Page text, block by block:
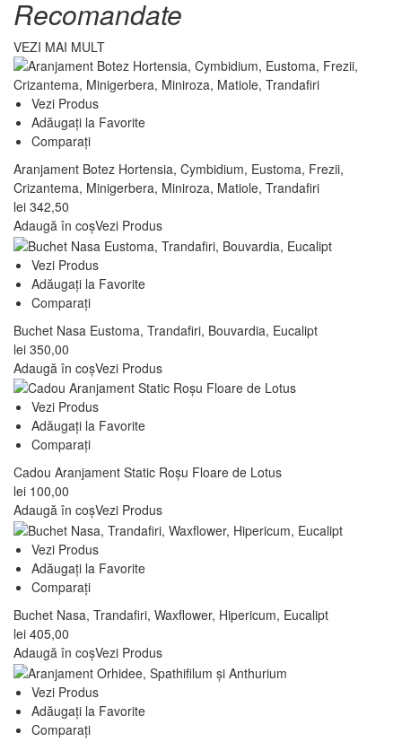
Recomandate
VEZI MAI MULT
Vezi Produs
Adăugați la Favorite
Comparați
Aranjament Botez Hortensia, Cymbidium, Eustoma, Frezii,
Crizantema, Minigerbera, Miniroza, Matiole, Trandafiri
lei 342,50
Adaugă în coșVezi Produs
Vezi Produs
Adăugați la Favorite
Comparați
Buchet Nasa Eustoma, Trandafiri, Bouvardia, Eucalipt
lei 350,00
Adaugă în coșVezi Produs
Vezi Produs
Adăugați la Favorite
Comparați
Cadou Aranjament Static Roșu Floare de Lotus
lei 100,00
Adaugă în coșVezi Produs
Vezi Produs
Adăugați la Favorite
Comparați
Buchet Nasa, Trandafiri, Waxflower, Hipericum, Eucalipt
lei 405,00
Adaugă în coșVezi Produs
Vezi Produs
Adăugați la Favorite
Comparați